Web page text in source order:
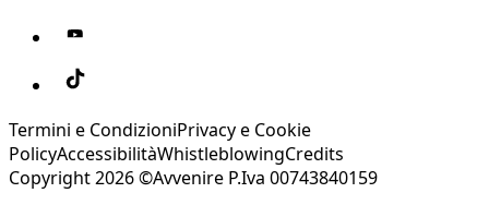
Termini e CondizioniPrivacy e Cookie
PolicyAccessibilitàWhistleblowingCredits
Copyright 2026 ©Avvenire P.Iva 00743840159